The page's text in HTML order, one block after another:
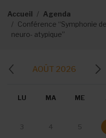
Accueil
Agenda
Conférence “Symphonie
neuro- atypique”
AOÛT 2026
LU MA ME
3
4 5